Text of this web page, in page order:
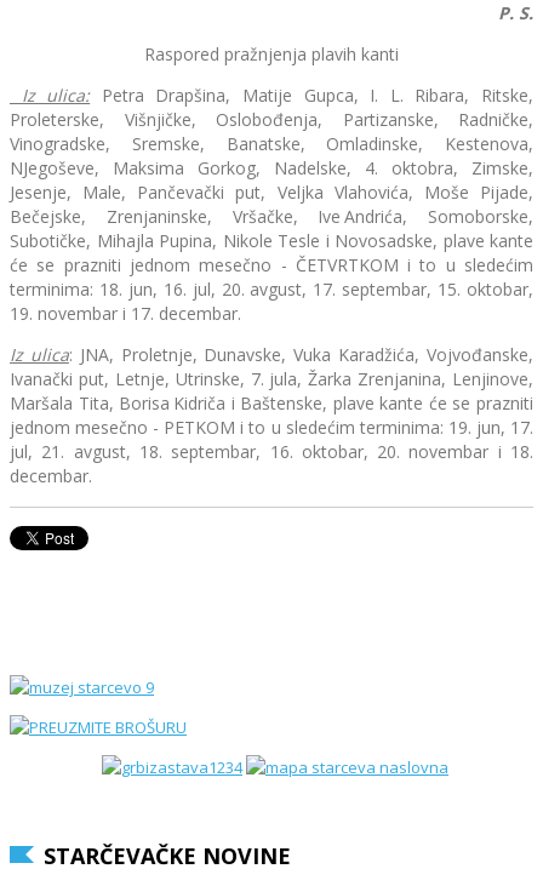
P. S.
Raspored pražnjenja plavih kanti
Iz ulica:Petra Drapšina, Matije Gupca, I. L. Ribara, Ritske,
Proleterske, Višnjičke, Oslobođenja, Partizanske, Radničke,
Vinogradske, Sremske, Banatske, Omladinske, Kestenova,
NJegoševe, Maksima Gorkog, Nadelske, 4. oktobra, Zimske,
Jesenje, Male, Pančevački put, Veljka Vlahovića, Moše Pijade,
Bečejske, Zrenjaninske, Vršačke, Ive Andrića, Somoborske,
Subotičke, Mihajla Pupina, Nikole Tesle i Novosadske, plave kante
će se prazniti jednom mesečno - ČETVRTKOM i to u sledećim
terminima: 18. jun, 16. jul, 20. avgust, 17. septembar, 15. oktobar,
19. novembar i 17. decembar.
Iz ulica: JNA, Proletnje, Dunavske, Vuka Karadžića, Vojvođanske,
Ivanački put, Letnje, Utrinske, 7. jula, Žarka Zrenjanina, Lenjinove,
Maršala Tita, Borisa Kidriča i Baštenske, plave kante će se prazniti
jednom mesečno - PETKOM i to u sledećim terminima: 19. jun, 17.
jul, 21. avgust, 18. septembar, 16. oktobar, 20. novembar i 18.
decembar.
STARČEVAČKE NOVINE